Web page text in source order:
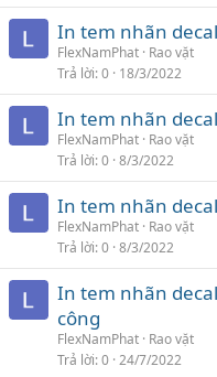
In tem nhãn
FlexNamPhat Rao vặt
Trả lời 0 18/3/2022
In tem nhãn
FlexNamPhat Rao vặt
Trả lời 0 8/3/2022
In tem nhãn
FlexNamPhat Rao vặt
Trả lời 0 8/3/2022
In tem nhãn
công
FlexNamPhat Rao vặt
Trả lời 0 24/7/2022